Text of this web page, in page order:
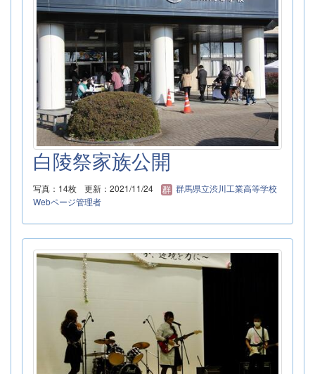
白陵祭家族公開
写真：14枚 更新：2021/11/24
群馬県立渋川工業高等学校
Webページ管理者